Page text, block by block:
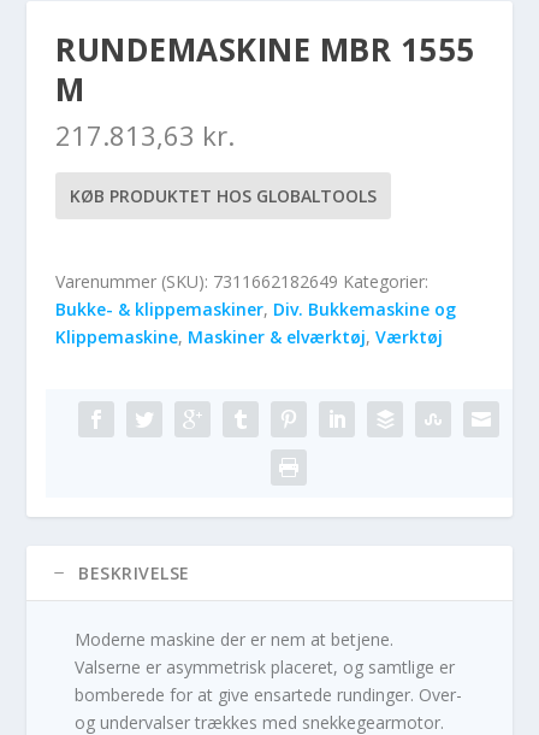
RUNDEMASKINE MBR 1555
M
217.813,63 kr.
KØB PRODUKTET HOS GLOBALTOOLS
Varenummer (SKU): 7311662182649 Kategorier:
Bukke- & klippemaskiner, Div. Bukkemaskine og
Klippemaskine, Maskiner & elværktøj,Værktøj
BESKRIVELSE
Moderne maskine der er nem at betjene.
Valserne er asymmetrisk placeret, og samtlige er
bomberede for at give ensartede rundinger. Over-
og undervalser trækkes med snekkegearmotor.